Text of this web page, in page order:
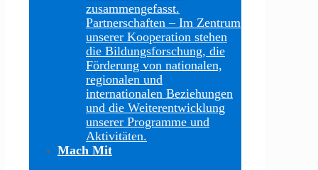
zusammengefasst.
Partnerschaften – Im Zentrum
unserer Kooperation stehen
die Bildungsforschung, die
Förderung von nationalen,
regionalen und
internationalen Beziehungen
und die Weiterentwicklung
unserer Programme und
Aktivitäten.
Mach Mit